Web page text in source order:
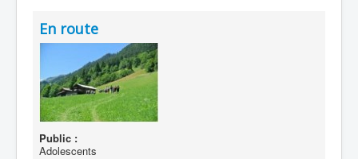
En route
Public :
Adolescents